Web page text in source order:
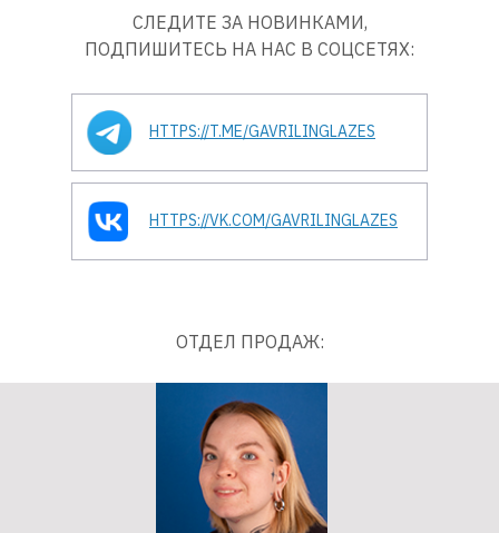
СЛЕДИТЕ ЗА НОВИНКАМИ,
ПОДПИШИТЕСЬ НА НАС В СОЦСЕТЯХ:
ОТДЕЛ ПРОДАЖ:
HTTPS://T.ME/GAVRILINGLAZES
HTTPS://VK.COM/GAVRILINGLAZES